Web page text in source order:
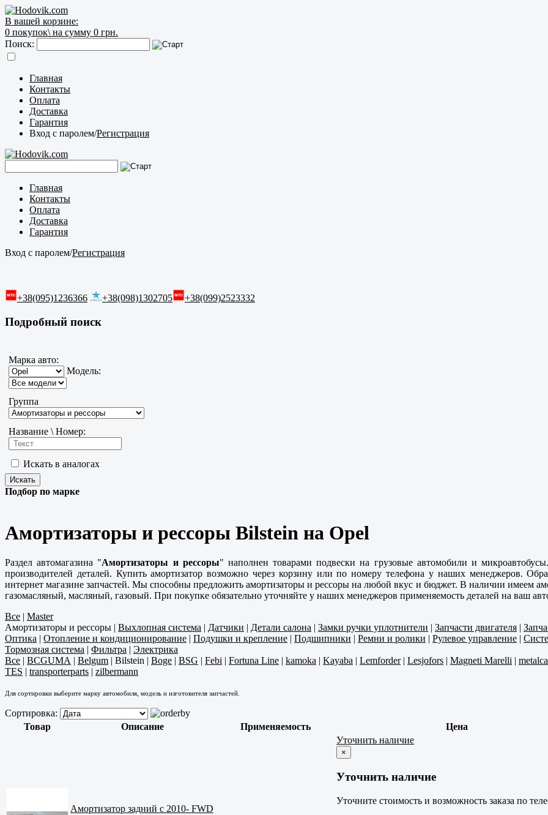
В вашей корзине:
0 покупок\ на сумму 0 грн.
Поиск:
Главная
Контакты
Оплата
Доставка
Гарантия
Вход с паролем/Регистрация
Главная
Контакты
Оплата
Доставка
Гарантия
Вход с паролем/Регистрация
+38(095)1236366 +38(098)1302705 +38(099)2523332
Подробный поиск
Марка авто:
Модель:
Группа
Название \ Номер:
Искать в аналогах
Подбор по марке
Амортизаторы и рессоры Bilstein на Opel
Раздел автомагазина "Амортизаторы и рессоры" наполнен товарами подвески на грузовые автомобили и
производителей деталей. Купить амортизатор возможно через корзину или по номеру телефона у наших менеджеров.
интернет магазине запчастей. Мы способны предложить амортизаторы и рессоры на любой вкус и бюджет. В наличии имеем
газомасляный, масляный, газовый. При покупке обязательно уточняйте у наших менеджеров применяемость деталей на ваш
Все | Master
Амортизаторы и рессоры | Выхлопная система | Датчики | Детали салона | Замки ручки уплотнители | Запчасти двигателя |
Оптика | Отопление и кондиционирование | Подушки и крепление | Подшипники | Ремни и ролики | Рулевое управление |
Тормозная система | Фильтра | Электрика
Все | BCGUMA | Belgum | Bilstein | Boge | BSG | Febi | Fortuna Line | kamoka | Kayaba | Lemforder| Lesjofors | Magneti Marelli |
TES | transporterparts | zilbermann
Для сортировки выберите марку автомобиля, модель и изготовителя запчастей.
Сортировка:
Товар
Описание Применяемость Цена
Амортизатор задний с 2010- FWD
Уточнить наличие
×
Уточнить наличие
Уточните стоимость и возможность заказа по